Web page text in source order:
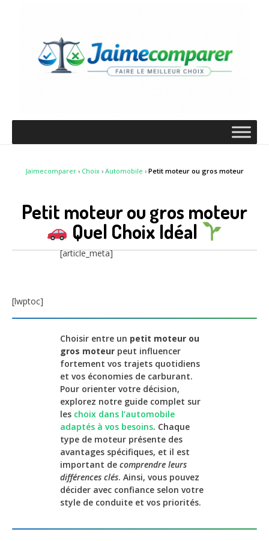
Jaimecomparer› Choix› Automobile › Petit moteur ou gros moteur
Petit moteur ou gros moteur
Quel Choix Idéal
[article_meta]
[lwptoc]
Choisir entre un petit moteur ou
gros moteur peut influencer
fortement vos trajets quotidiens
et vos économies de carburant.
Pour orienter votre décision,
explorez notre guide complet sur
les choix dans l’automobile
adaptés à vos besoins. Chaque
type de moteur présente des
avantages spécifiques, et il est
important de comprendre leurs
différences clés. Ainsi, vous pouvez
décider avec confiance selon votre
style de conduite et vos priorités.